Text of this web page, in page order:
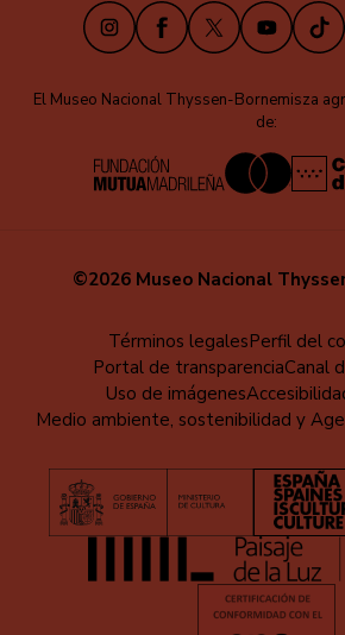
InstagramFacebook
X Youtube
El Museo Nacional Thyssen-Bornemisza
de:
©2026 Museo Nacional
pie
Términos legalesPerfil del
Portal de transparenciaCanal
Uso de imágenes
Medio ambiente, sostenibilidad y